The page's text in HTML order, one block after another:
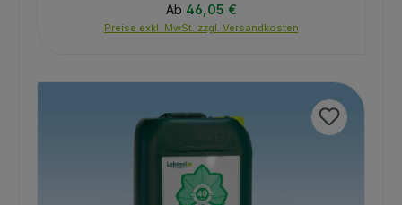
Regulärer Preis:
Ab 46,05 €
Preise exkl. MwSt. zzgl. Versandkosten